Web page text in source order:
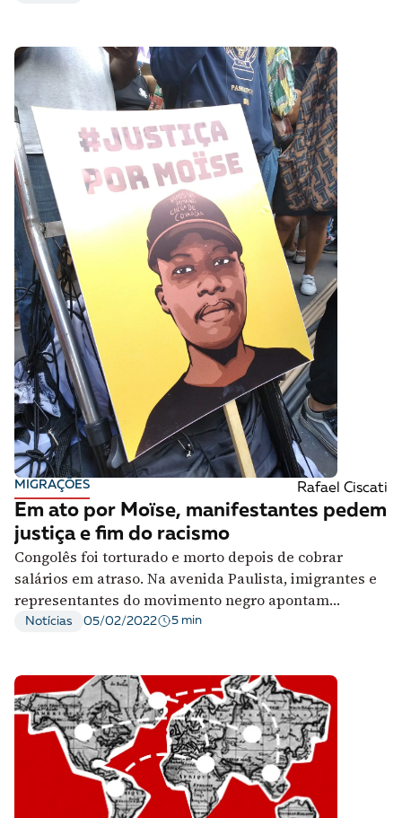
MIGRAÇÕES Rafael Ciscati
Em ato por Moïse, manifestantes pedem
justiça e fim do racismo
Congolês foi torturado e morto depois de cobrar
salários em atraso. Na avenida Paulista, imigrantes e
representantes do movimento negro apontam
vulnerabilidade de refugiados
Notícias 05/02/2022 5 min